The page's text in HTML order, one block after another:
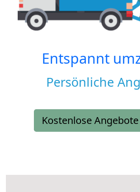
Entspannt
Persönliche
Kostenlose